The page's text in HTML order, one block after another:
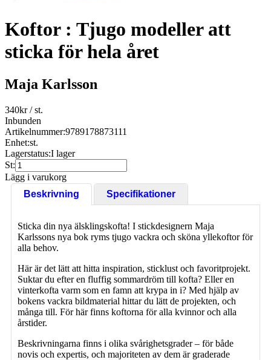
Koftor : Tjugo modeller att
sticka för hela året
Maja Karlsson
340kr/ st.
Inbunden
Artikelnummer:9789178873111
Enhet:st.
Lagerstatus:I lager
St:
Lägg i varukorg
Beskrivning
Specifikationer
Sticka din nya älsklingskofta! I stickdesignern Maja
Karlssons nya bok ryms tjugo vackra och sköna yllekoftor för
alla behov.
Här är det lätt att hitta inspiration, sticklust och favoritprojekt.
Suktar du efter en fluffig sommardröm till kofta? Eller en
vinterkofta varm som en famn att krypa in i? Med hjälp av
bokens vackra bildmaterial hittar du lätt de projekten, och
många till. För här finns koftorna för alla kvinnor och alla
årstider.
Beskrivningarna finns i olika svårighetsgrader – för både
novis och expertis, och majoriteten av dem är graderade